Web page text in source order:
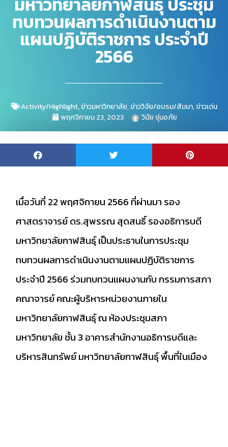
ทบทวนผลการดำเนินงาน​ตาม
แผนปฏิบัติ​ราชการ​ ประจำปี
2566​
Activity/Highlight,ข่าวมหาวิทยาลัย,ข่าววิจัย/อบรม/สัมนา,ข่าวเด่น
พฤศจิกายน 23, 2023
วินัย ชุ่มอภัย
เมื่อวันที่ 22 พฤศจิกายน 2566 ที่ผ่านมา รอง
ศาสตราจารย์ ดร.สุพรรณ สุดสนธิ์ รองอธิการบดี
มหาวิทยาลัยกาฬสินธุ์ เป็นประธานในการประชุม
ทบทวนผลการดำเนินงาน​ตามแผนปฏิบัติ​ราชการ​
ประจำปี 2566​ ร่วมทบทวนแผนงานกับ กรรมการสภา
คณาจารย์ คณะผู้บริหารหน่วยงานภายใน
มหาวิทยาลัยกาฬสินธุ์ ณ ห้องประชุมสภา
มหาวิทยาลัย ชั้น 3 อาคารสำนักงานอธิการบดีและ
บริหารสินทรัพย์ มหาวิทยาลัยกาฬสินธุ์ พื้นที่ในเมือง